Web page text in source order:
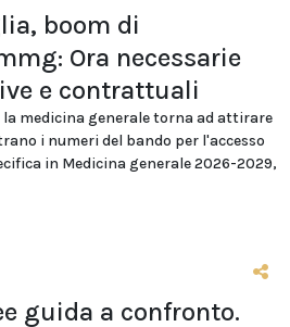
boom di
Ora necessarie
e contrattuali
medicina generale torna ad attirare
i numeri del bando per l'accesso
in Medicina generale 2026-2029,
guida a confronto.